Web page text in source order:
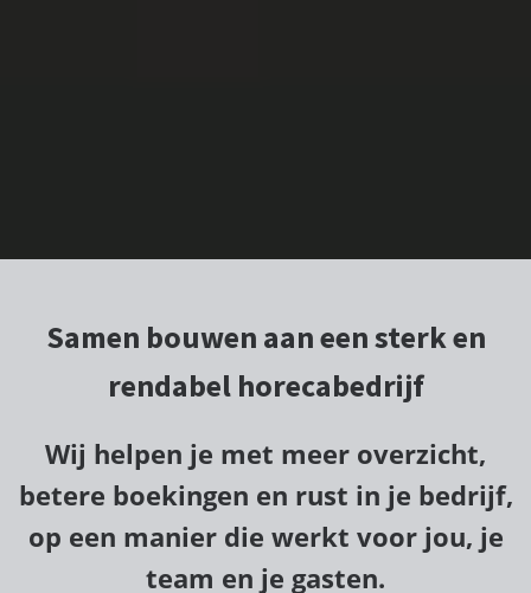
Samen bouwen aan een sterk en
rendabel horecabedrijf
Wij helpen je met meer overzicht,
betere boekingen en rust in je bedrijf,
op een manier die werkt voor jou, je
team en je gasten.